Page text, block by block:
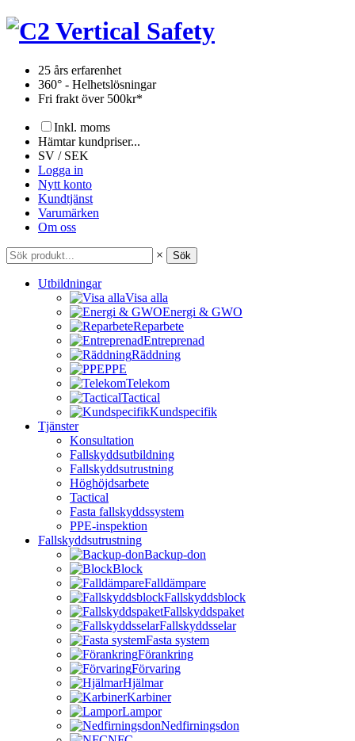
Hoppa
25 års erfarenhet
360° - Helhetslösningar
Fri frakt över 500kr*
Inkl. moms
Hämtar kundpriser...
SV / SEK
Logga in
Nytt konto
Kundtjänst
Varumärken
Om oss
× Sök
Utbildningar
Visa alla
Energi & GWO
Reparbete
Entreprenad
Räddning
PPE
Telekom
Tactical
Kundspecifik
Tjänster
Konsultation
Fallskyddsutbildning
Fallskyddsutrustning
Höghöjdsarbete
Tactical
Fasta fallskyddssystem
PPE-inspektion
Fallskyddsutrustning
Backup-don
Block
Falldämpare
Fallskyddsblock
Fallskyddspaket
Fallskyddsselar
Fasta system
Förankring
Förvaring
Hjälmar
Karbiner
Lampor
Nedfirningsdon